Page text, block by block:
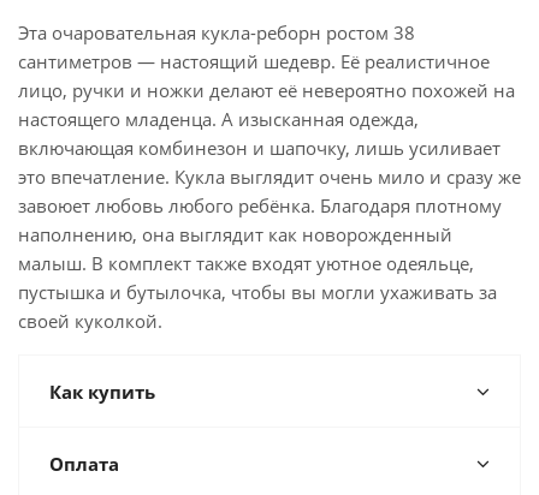
Эта очаровательная кукла-реборн ростом 38
сантиметров — настоящий шедевр. Её реалистичное
лицо, ручки и ножки делают её невероятно похожей на
настоящего младенца. А изысканная одежда,
включающая комбинезон и шапочку, лишь усиливает
это впечатление. Кукла выглядит очень мило и сразу же
завоюет любовь любого ребёнка. Благодаря плотному
наполнению, она выглядит как новорожденный
малыш. В комплект также входят уютное одеяльце,
пустышка и бутылочка, чтобы вы могли ухаживать за
своей куколкой.
Как купить
Оплата